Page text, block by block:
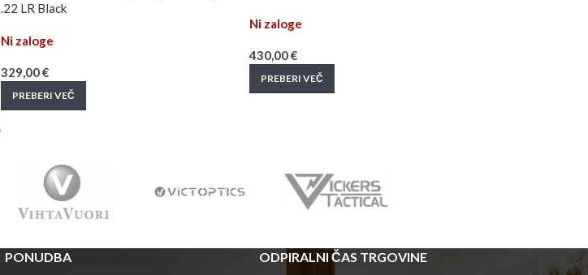
.22 LR Black
Ni zaloge
329,00€
PREBERI VEČ
Ni zaloge
430,00€
PREBERI VEČ
PONUDBA ODPIRALNI ČAS TRGOVINE